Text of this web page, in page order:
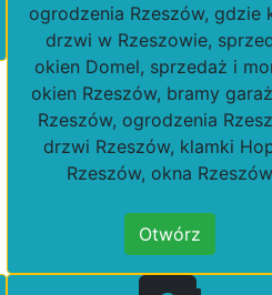
ogrodzenia Rzeszów, gdzie
drzwi w Rzeszowie,
okien Domel, sprzedaż i
okien Rzeszów, bramy
Rzeszów, ogrodzenia
drzwi Rzeszów, klamki
Rzeszów, okna Rzeszów
Otwórz